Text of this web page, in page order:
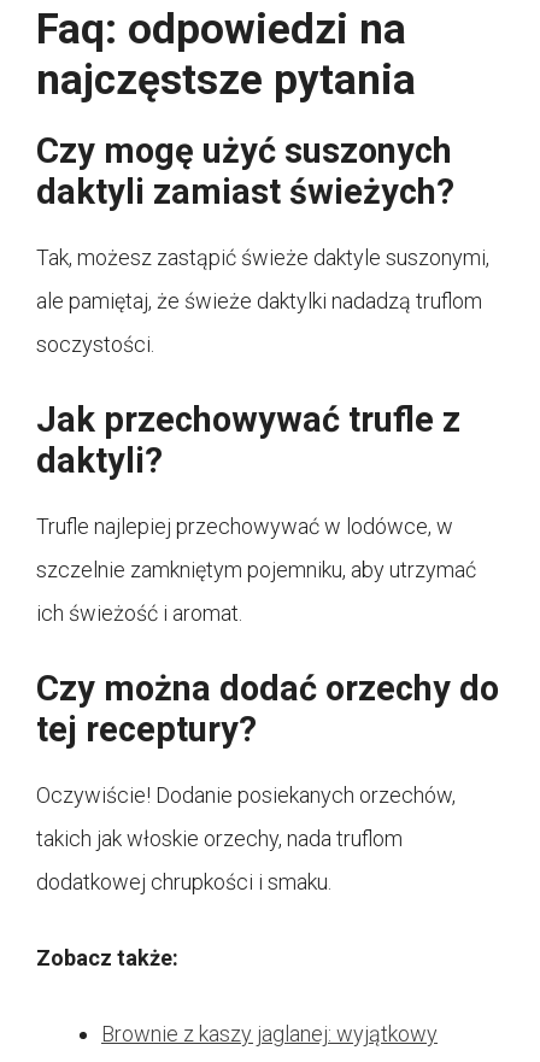
Faq: odpowiedzi na
najczęstsze pytania
Czy mogę użyć suszonych
daktyli zamiast świeżych?
Tak, możesz zastąpić świeże daktyle suszonymi,
ale pamiętaj, że świeże daktylki nadadzą truflom
soczystości.
Jak przechowywać trufle z
daktyli?
Trufle najlepiej przechowywać w lodówce, w
szczelnie zamkniętym pojemniku, aby utrzymać
ich świeżość i aromat.
Czy można dodać orzechy do
tej receptury?
Oczywiście! Dodanie posiekanych orzechów,
takich jak włoskie orzechy, nada truflom
dodatkowej chrupkości i smaku.
Zobacz także:
Brownie z kaszy jaglanej: wyjątkowy